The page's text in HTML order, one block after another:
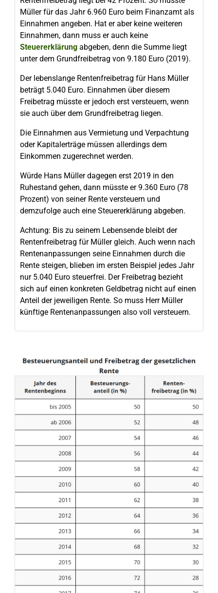
Müller für das Jahr 6.960 Euro beim Finanzamt als
Einnahmen angeben. Hat er aber keine weiteren
Einnahmen, dann muss er auch keine
Steuererklärung abgeben, denn die Summe liegt
unter dem Grundfreibetrag von 9.180 Euro (2019).
Der lebenslange Rentenfreibetrag für Hans Müller
beträgt 5.040 Euro. Einnahmen über diesem
Freibetrag müsste er jedoch erst versteuern, wenn
sie auch über dem Grundfreibetrag liegen.
Die Einnahmen aus Vermietung und Verpachtung
oder Kapitalerträge müssen allerdings dem
Einkommen zugerechnet werden.
Würde Hans Müller dagegen erst 2019 in den
Ruhestand gehen, dann müsste er 9.360 Euro (78
Prozent) von seiner Rente versteuern und
demzufolge auch eine Steuererklärung abgeben.
Achtung: Bis zu seinem Lebensende bleibt der
Rentenfreibetrag für Müller gleich. Auch wenn nach
Rentenanpassungen seine Einnahmen durch die
Rente steigen, blieben im ersten Beispiel jedes Jahr
nur 5.040 Euro steuerfrei. Der Freibetrag bezieht
sich auf einen konkreten Geldbetrag nicht auf einen
Anteil der jeweiligen Rente. So muss Herr Müller
künftige Rentenanpassungen also voll versteuern.